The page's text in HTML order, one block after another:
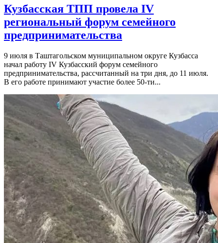
Кузбасская ТПП провела IV
региональный форум семейного
предпринимательства
9 июля в Таштагольском муниципальном округе Кузбасса
начал работу IV Кузбасский форум семейного
предпринимательства, рассчитанный на три дня, до 11 июля.
В его работе принимают участие более 50-ти...